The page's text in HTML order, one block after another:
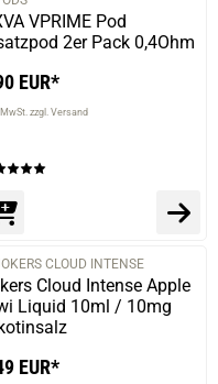
VPRIME Pod
2er Pack 0,4Ohm
EUR*
zzgl. Versand
CLOUD INTENSE
Cloud Intense Apple
Liquid 10ml / 10mg
EUR*